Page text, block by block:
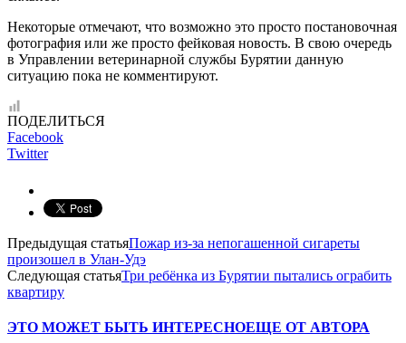
Некоторые отмечают, что возможно это просто постановочная
фотография или же просто фейковая новость. В свою очередь
в Управлении ветеринарной службы Бурятии данную
ситуацию пока не комментируют.
ПОДЕЛИТЬСЯ
Facebook
Twitter
Предыдущая статьяПожар из-за непогашенной сигареты
произошел в Улан-Удэ
Следующая статьяТри ребёнка из Бурятии пытались ограбить
квартиру
ЭТО МОЖЕТ БЫТЬ ИНТЕРЕСНОЕЩЕ ОТ АВТОРА